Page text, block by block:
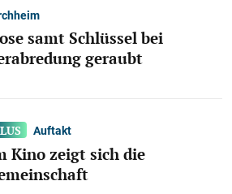
samt Schlüssel bei
geraubt
Auftakt
Kino zeigt sich die